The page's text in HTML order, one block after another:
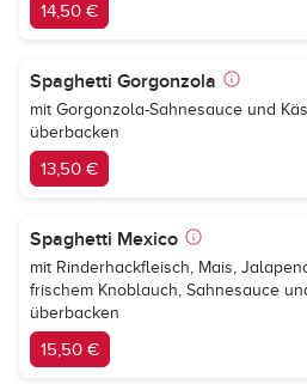
14,50 €
Spaghetti Gorgonzola
mit Gorgonzola-Sahnesauce und
überbacken
13,50 €
Spaghetti Mexico
mit Rinderhackfleisch, Mais,
frischem Knoblauch, Sahnesauce
überbacken
15,50 €